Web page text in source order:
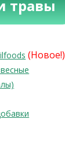
травы
(Новое!)